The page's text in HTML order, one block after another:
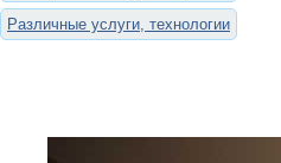
Различные услуги, технологии